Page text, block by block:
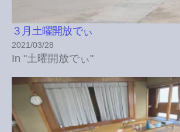
３月土曜開放でぃ
2021/03/28
In "土曜開放でぃ"